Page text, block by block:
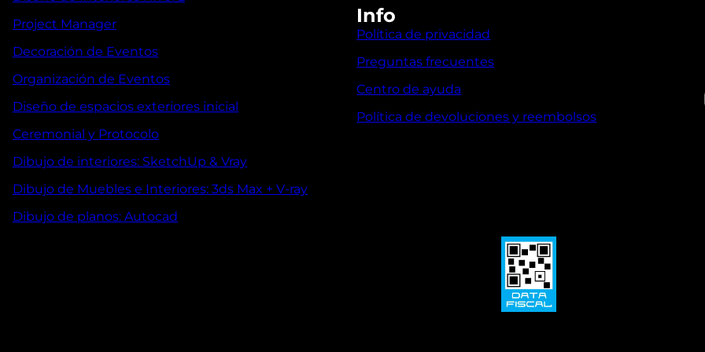
Project Manager
Decoración de Eventos
Organización de Eventos
Diseño de espacios exteriores inicial
Ceremonial y Protocolo
Dibujo de interiores: SketchUp & Vray
Dibujo de Muebles e Interiores: 3ds Max + V-ray
Dibujo de planos: Autocad
Info
Política de privacidad
Preguntas frecuentes
Centro de ayuda
Política de devoluciones y reembolsos